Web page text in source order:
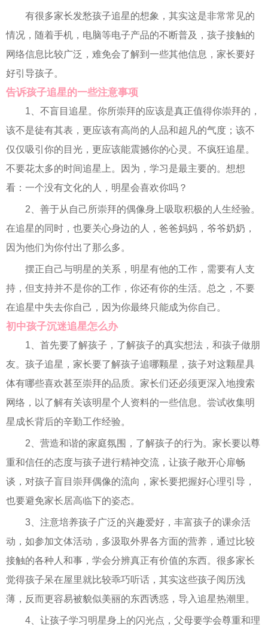
有很多家长发愁孩子追星的想象，其实这是非常常见的
情况，随着手机，电脑等电子产品的不断普及，孩子接触的
网络信息比较广泛，难免会了解到一些其他信息，家长要好
好引导孩子。
告诉孩子追星的一些注意事项
1、不盲目追星。你所崇拜的应该是真正值得你崇拜的，
该不是徒有其表，更应该有高尚的人品和超凡的气度；该不
仅仅吸引你的目光，更应该能震撼你的心灵。不疯狂追星。
不要花太多的时间追星上。因为，学习是最主要的。想想
看：一个没有文化的人，明星会喜欢你吗？
2、善于从自己所崇拜的偶像身上吸取积极的人生经验。
在追星的同时，也要关心身边的人，爸爸妈妈，爷爷奶奶，
因为他们为你付出了那么多。
摆正自己与明星的关系，明星有他的工作，需要有人支
持，但支持并不是你的工作，你还有你的生活。总之，不要
在追星中失去你自己，因为你最终只能成为你自己。
初中孩子沉迷追星怎么办
1、首先要了解孩子，了解孩子的真实想法，和孩子做朋
友。孩子追星，家长要了解孩子追哪颗星，孩子对这颗星具
体有哪些喜欢甚至崇拜的品质。家长们还必须更深入地搜索
网络，以了解有关该明星个人资料的一些信息。尝试收集明
星成长背后的辛勤工作经验。
2、营造和谐的家庭氛围，了解孩子的行为。家长要以尊
重和信任的态度与孩子进行精神交流，让孩子敞开心扉畅
谈，对孩子盲目崇拜偶像的流向，家长要把握好心理引导，
也要避免家长居高临下的姿态。
3、注意培养孩子广泛的兴趣爱好，丰富孩子的课余活
动，如参加文体活动，多汲取外界各方面的营养，通过比较
接触的各种人和事，学会分辨真正有价值的东西。很多家长
觉得孩子呆在屋里就比较乖巧听话，其实这些孩子阅历浅
薄，反而更容易被貌似美丽的东西诱惑，导入追星热潮里。
4、让孩子学习明星身上的闪光点，父母要学会尊重和理